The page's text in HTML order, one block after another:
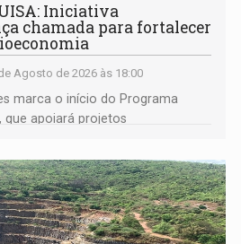
Iniciativa
chamada para fortalecer
Agosto de 2026 às 18:00
marca o início do Programa
que apoiará projetos
poderá ser feita até 1º de